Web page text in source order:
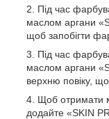
Під час
маслом аргани
щоб запобігти
Під час
маслом аргани
верхню повіку,
Щоб отримати
додайте «SKIN